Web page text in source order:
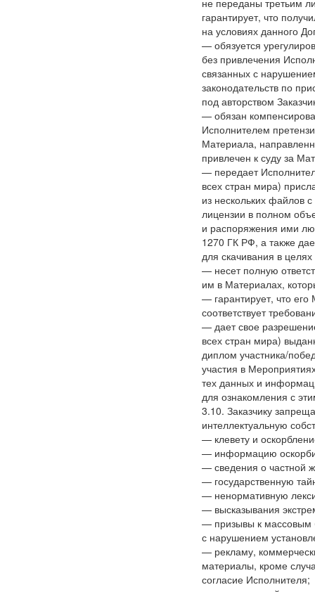
не переданы третьим
гарантирует, что
на условиях данного
— обязуется
без привлечения
связанных с
законодательств по
под авторством
— обязан
Исполнителем
Материала,
привлечен к суду за
— передает
всех стран мира)
из нескольких файлов
лицензии в полном
и распоряжения ими
1270 ГК РФ, а также
для скачивания в
— несет полную
им в Материалах,
— гарантирует, что
соответствует
— дает свое
всех стран мира)
диплом участника/
участия в
тех данных и
для ознакомления с
3.10. Заказчику
интеллектуальную
— клевету и
— информацию
— сведения о частной
— государственную
— ненормативную
— высказывания
— призывы к массовым
с нарушением
— рекламу,
материалы, кроме
согласие Исполнителя;